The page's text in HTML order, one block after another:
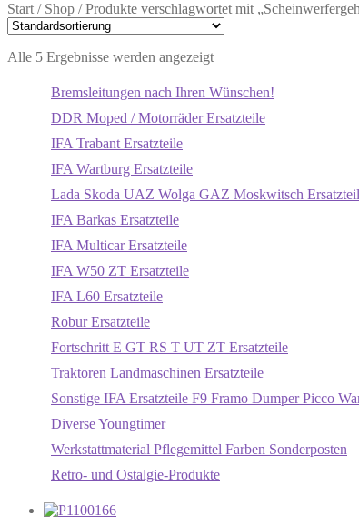
Start / Shop /Produkte verschlagwortet mit
Alle 5 Ergebnisse werden angezeigt
Bremsleitungen nach Ihren Wünschen!
DDR Moped / Motorräder Ersatzteile
IFA Trabant Ersatzteile
IFA Wartburg Ersatzteile
Lada Skoda UAZ Wolga GAZ Moskwitsch
IFA Barkas Ersatzteile
IFA Multicar Ersatzteile
IFA W50 ZT Ersatzteile
IFA L60 Ersatzteile
Robur Ersatzteile
Fortschritt E GT RS T UT ZT Ersatzteile
Traktoren Landmaschinen Ersatzteile
Sonstige IFA Ersatzteile F9 Framo Dumper Picco
Diverse Youngtimer
Werkstattmaterial Pflegemittel Farben Sonderposten
Retro- und Ostalgie-Produkte